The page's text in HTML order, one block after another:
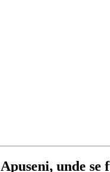
unde se